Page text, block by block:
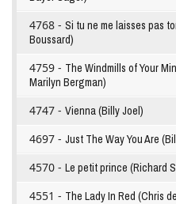
4768 - Si tu ne me laisses pas
Boussard)
4759 - The Windmills of Your
Marilyn Bergman)
4747 - Vienna (Billy Joel)
4697 - Just The Way You Are
4570 - Le petit prince (Richard
4551 - The Lady In Red (Chris